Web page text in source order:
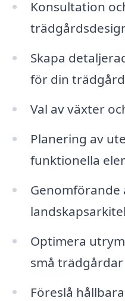
Konsultation
Skapa
för din trädgård
Val av växter
Planering av
funktionella
Genomförande
Optimera
små trädgårdar
Föreslå